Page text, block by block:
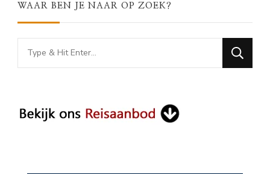
WAAR BEN JE NAAR OP ZOEK?
Looking
for